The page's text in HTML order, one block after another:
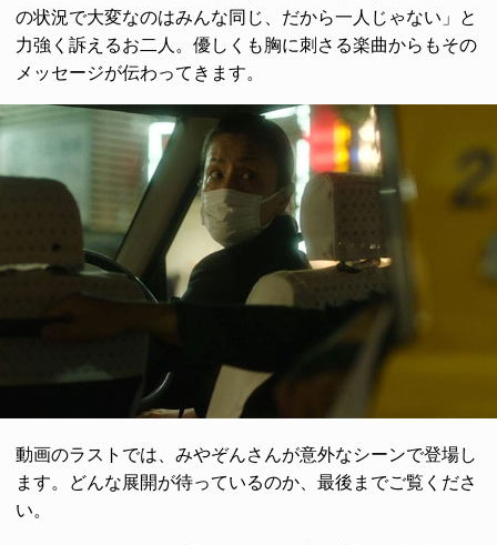
の状況で大変なのはみんな同じ、だから一人じゃない」と
力強く訴えるお二人。優しくも胸に刺さる楽曲からもその
メッセージが伝わってきます。
動画のラストでは、みやぞんさんが意外なシーンで登場し
ます。どんな展開が待っているのか、最後までご覧くださ
い。